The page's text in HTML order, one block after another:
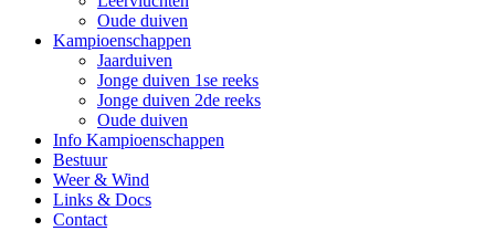
Oude duiven
Kampioenschappen
Jaarduiven
Jonge duiven 1se reeks
Jonge duiven 2de reeks
Oude duiven
Info Kampioenschappen
Bestuur
Weer & Wind
Links & Docs
Contact